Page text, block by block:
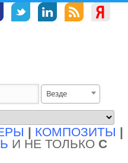
Везде
| КОМПОЗИТЫ |
И НЕ ТОЛЬКО С